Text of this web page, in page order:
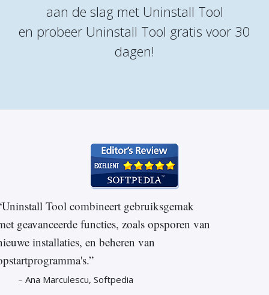
aan de slag met Uninstall Tool
en probeer Uninstall Tool gratis voor 30
dagen!
Tool combineert gebruiksgemak
geavanceerde functies, zoals opsporen van
installaties, en beheren van
– Ana Marculescu, Softpedia